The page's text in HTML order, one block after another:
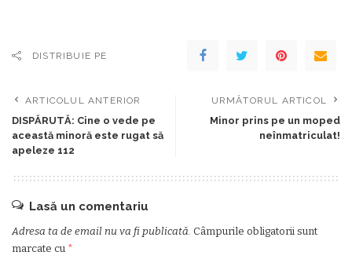
DISTRIBUIE PE
ARTICOLUL ANTERIOR
DISPĂRUTĂ: Cine o vede pe
această minoră este rugat să
apeleze 112
URMĂTORUL ARTICOL
Minor prins pe un moped
neînmatriculat!
Lasă un comentariu
Adresa ta de email nu va fi publicată. Câmpurile obligatorii sunt
marcate cu *